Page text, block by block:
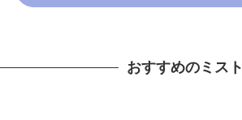
おすすめのミスト